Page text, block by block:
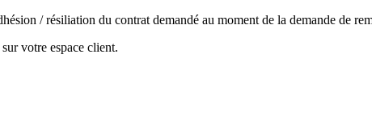
/ résiliation du contrat demandé au moment de la demande de
votre espace client.